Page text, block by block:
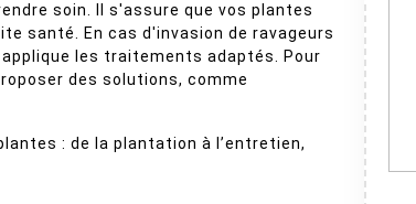
soin. Il s'assure que vos plantes
santé. En cas d'invasion de ravageurs
les traitements adaptés. Pour
des solutions, comme
: de la plantation à l’entretien,